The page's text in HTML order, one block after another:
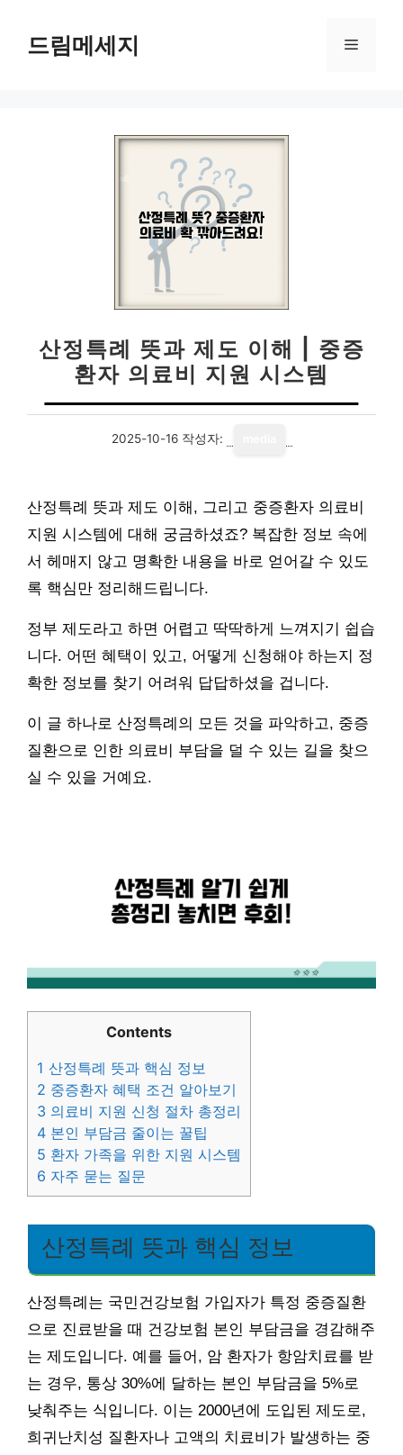
드림메세지 메
산정특례 뜻과 제도 이해 | 중증
환자 의료비 지원 시스템
2025-10-16 작성자:
산정특례 뜻과 제도 이해, 그리고 중증환자 의료비
지원 시스템에 대해 궁금하셨죠? 복잡한 정보 속에
서 헤매지 않고 명확한 내용을 바로 얻어갈 수 있도
록 핵심만 정리해드립니다.
정부 제도라고 하면 어렵고 딱딱하게 느껴지기 쉽습
니다. 어떤 혜택이 있고, 어떻게 신청해야 하는지 정
확한 정보를 찾기 어려워 답답하셨을 겁니다.
이 글 하나로 산정특례의 모든 것을 파악하고, 중증
질환으로 인한 의료비 부담을 덜 수 있는 길을 찾으
실 수 있을 거예요.
Contents
1 산정특례 뜻과 핵심 정보
2 중증환자 혜택 조건 알아보기
3 의료비 지원 신청 절차 총정리
4 본인 부담금 줄이는 꿀팁
5 환자 가족을 위한 지원 시스템
6 자주 묻는 질문
산정특례 뜻과 핵심 정보
산정특례는 국민건강보험 가입자가 특정 중증질환
으로 진료받을 때 건강보험 본인 부담금을 경감해주
는 제도입니다. 예를 들어, 암 환자가 항암치료를 받
는 경우, 통상 30%에 달하는 본인 부담금을 5%로
낮춰주는 식입니다. 이는 2000년에 도입된 제도로,
희귀난치성 질환자나 고액의 치료비가 발생하는 중